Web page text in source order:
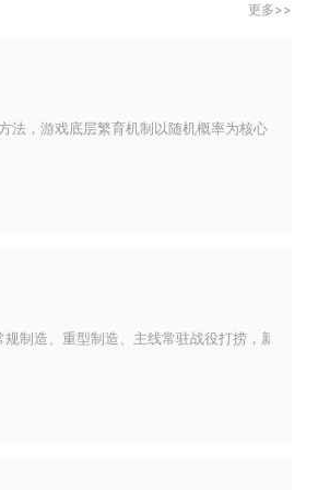
更多>>
，游戏底层繁育机制以随机概率为核心，所有
制造、重型制造、主线常驻战役打捞，新手可